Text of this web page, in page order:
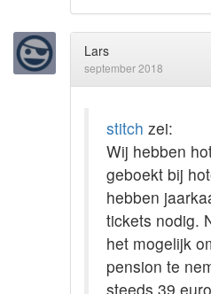
Lars
september 2018
stitch zei:
Wij hebben
geboekt bij
hebben
tickets nodig.
het mogelijk
pension te
steeds 39